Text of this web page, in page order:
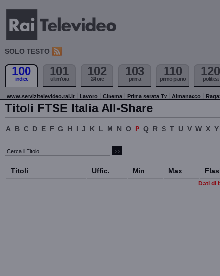
SOLO TESTO
100
indice
101
ultim'ora
102
24 ore
103
prima
110
primo piano
120
politica
www.servizitelevideo.rai.it Lavoro Cinema Prima serata Tv Almanacco
Titoli FTSE Italia All-Share
A B C D E F G H I J K L M N O P Q R S T U V W X Y
Titoli Uffic. Min Max
Dati di